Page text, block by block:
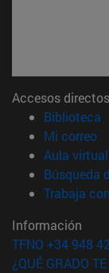
Accesos directos
Biblioteca
Mi correo
Aula
Búsqueda
Trabaja
Información
TFNO +34 948
¿QUÉ GRADO